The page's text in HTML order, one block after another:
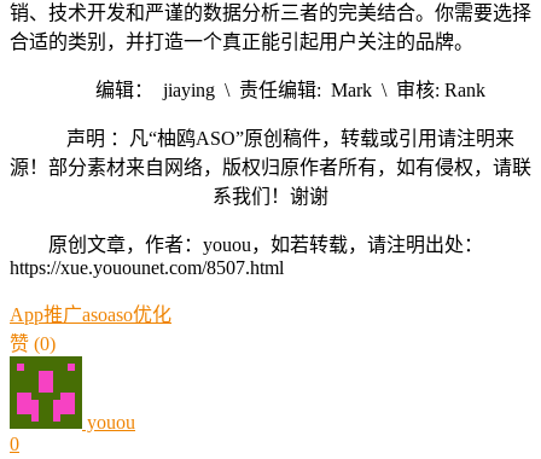
销、技术开发和严谨的数据分析三者的完美结合。你需要选择
合适的类别，并打造一个真正能引起用户关注的品牌。
编辑： jiaying \ 责任编辑: Mark \ 审核: Rank
声明 ：凡“柚鸥ASO”原创稿件，转载或引用请注明来
源！部分素材来自网络，版权归原作者所有，如有侵权，请联
系我们！谢谢
原创文章，作者：youou，如若转载，请注明出处：
https://xue.youounet.com/8507.html
App推广asoaso优化
赞 (0)
youou
0